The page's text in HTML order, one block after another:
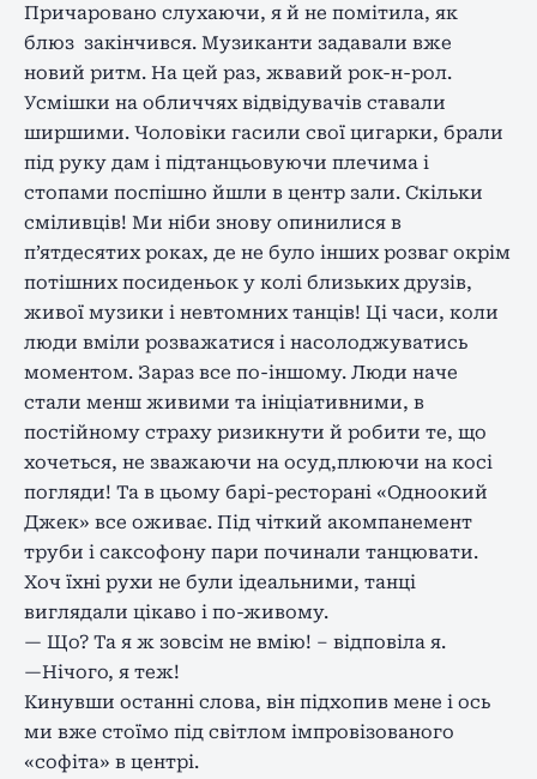
Причаровано слухаючи, я й не помітила, як
блюз закінчився. Музиканти задавали вже
новий ритм. На цей раз, жвавий рок-н-рол.
Усмішки на обличчях відвідувачів ставали
ширшими. Чоловіки гасили свої цигарки, брали
під руку дам і підтанцьовуючи плечима і
стопами поспішно йшли в центр зали. Скільки
сміливців! Ми ніби знову опинилися в
п’ятдесятих роках, де не було інших розваг окрім
потішних посиденьок у колі близьких друзів,
живої музики і невтомних танців! Ці часи, коли
люди вміли розважатися і насолоджуватись
моментом. Зараз все по-іншому. Люди наче
стали менш живими та ініціативними, в
постійному страху ризикнути й робити те, що
хочеться, не зважаючи на осуд,плюючи на косі
погляди! Та в цьому барі-ресторані «Одноокий
Джек» все оживає. Під чіткий акомпанемент
труби і саксофону пари починали танцювати.
Хоч їхні рухи не були ідеальними, танці
виглядали цікаво і по-живому.
— Що? Та я ж зовсім не вмію! – відповіла я.
—Нічого, я теж!
Кинувши останні слова, він підхопив мене і ось
ми вже стоїмо під світлом імпровізованого
«софіта» в центрі.